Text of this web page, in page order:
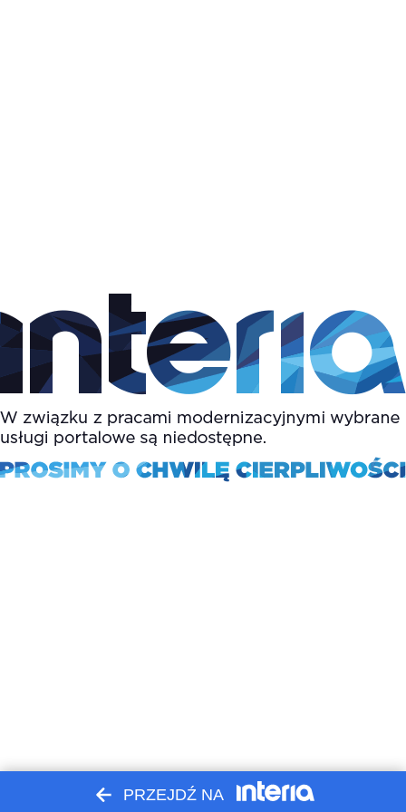
PRZEJDŹ NA